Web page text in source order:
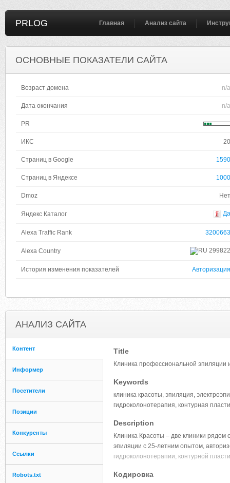
PRLOG Главная Анализ сайта
ОСНОВНЫЕ ПОКАЗАТЕЛИ САЙТА
Возраст домена n/a
Дата окончания n/a
PR
ИКС 20
Страниц в Google 1590
Страниц в Яндексе 1000
Dmoz Нет
Яндекс Каталог Да
Alexa Traffic Rank 3200663
Alexa Country 299822
История изменения показателей Авторизация
АНАЛИЗ САЙТА
Контент
Информер
Посетители
Позиции
Конкуренты
Ссылки
Robots.txt
Title
Клиника профессиональной эпиляции
Keywords
клиника красоты, эпиляция,
гидроколонотерапия, контурная
Description
Клиника Красоты – две клиники
эпиляции с 25-летним опытом,
гидроколонотерапии, контурной
Кодировка